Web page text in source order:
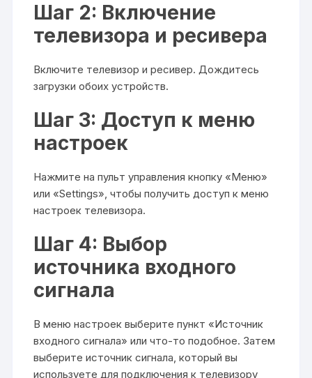
Шаг 2: Включение
телевизора и ресивера
Включите телевизор и ресивер. Дождитесь
загрузки обоих устройств.
Шаг 3: Доступ к меню
настроек
Нажмите на пульт управления кнопку «Меню»
или «Settings», чтобы получить доступ к меню
настроек телевизора.
Шаг 4: Выбор
источника входного
сигнала
В меню настроек выберите пункт «Источник
входного сигнала» или что-то подобное. Затем
выберите источник сигнала, который вы
используете для подключения к телевизору